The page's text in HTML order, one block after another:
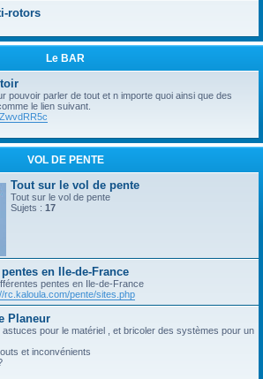
rotors
Le BAR
pouvoir parler de tout et n importe quoi ainsi que des
le lien suivant.
VOL DE PENTE
Tout sur le vol de pente
Tout sur le vol de pente
Sujets : 17
en Ile-de-France
pentes en Ile-de-France
rc.kaloula.com/pente/sites.php
Planeur
pour le matériel , et bricoler des systèmes pour un
et inconvénients